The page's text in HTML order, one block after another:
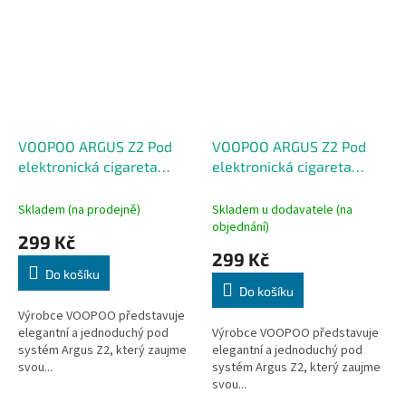
VOOPOO ARGUS Z2 Pod
elektronická cigareta
Skladem (na prodejně)
299 Kč
Do košíku
Výrobce VOOPOO představuje
elegantní a jednoduchý pod
systém Argus Z2, který zaujme
svou...
VOOPOO ARGUS Z2 Pod
elektronická cigareta
Skladem u dodavatele (na
objednání)
299 Kč
Do košíku
Výrobce VOOPOO představuje
elegantní a jednoduchý pod
systém Argus Z2, který zaujme
svou...